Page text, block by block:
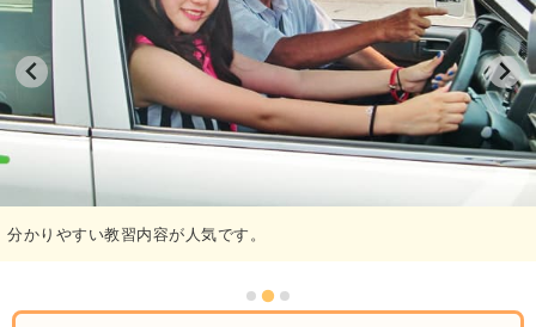
分かりやすい教習内容が人気です。